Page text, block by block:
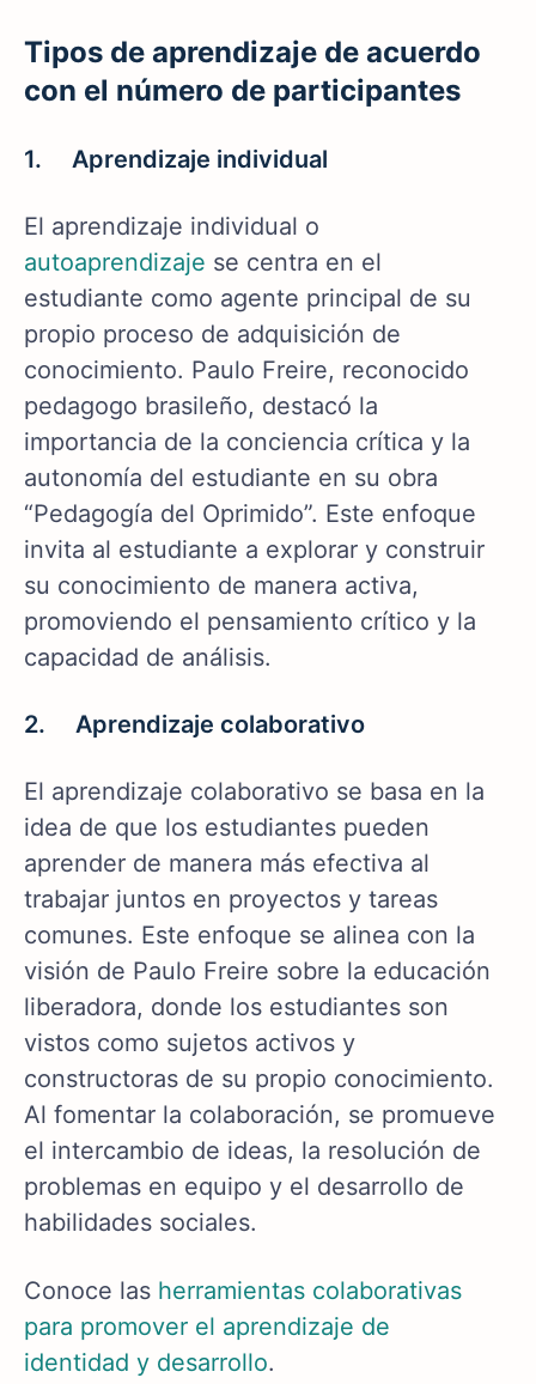
Tipos de aprendizaje de acuerdo
con el número de participantes
1. Aprendizaje individual
El aprendizaje individual o
autoaprendizaje se centra en el
estudiante como agente principal de su
propio proceso de adquisición de
conocimiento. Paulo Freire, reconocido
pedagogo brasileño, destacó la
importancia de la conciencia crítica y la
autonomía del estudiante en su obra
“Pedagogía del Oprimido”. Este enfoque
invita al estudiante a explorar y construir
su conocimiento de manera activa,
promoviendo el pensamiento crítico y la
capacidad de análisis.
2. Aprendizaje colaborativo
El aprendizaje colaborativo se basa en la
idea de que los estudiantes pueden
aprender de manera más efectiva al
trabajar juntos en proyectos y tareas
comunes. Este enfoque se alinea con la
visión de Paulo Freire sobre la educación
liberadora, donde los estudiantes son
vistos como sujetos activos y
constructoras de su propio conocimiento.
Al fomentar la colaboración, se promueve
el intercambio de ideas, la resolución de
problemas en equipo y el desarrollo de
habilidades sociales.
Conoce las herramientas colaborativas
para promover el aprendizaje de
identidad y desarrollo.